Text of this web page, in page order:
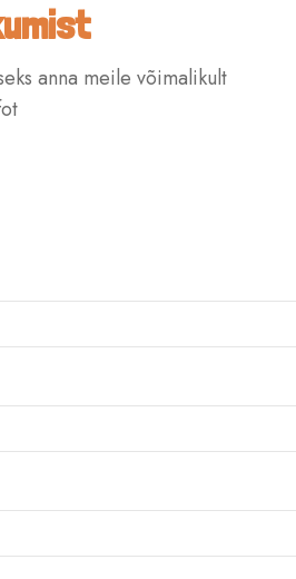
anna meile võimalikult